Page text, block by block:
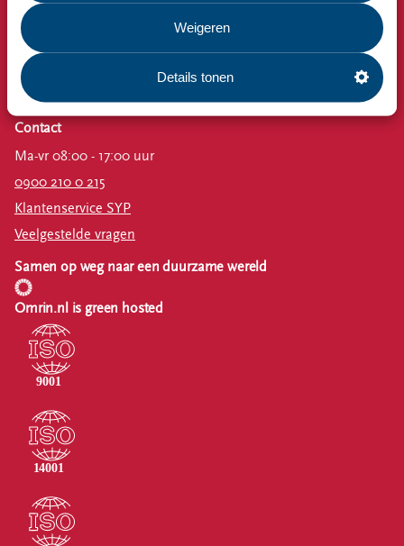
Weigeren
Details tonen
Emissiecijfers
Omrin Bedrijfsafval
Estafette recyclewinkels
Vacatures
Contact
Ma-vr 08:00 - 17:00 uur
0900 210 0 215
Klantenservice SYP
Veelgestelde vragen
Samen op weg naar een duurzame wereld
Omrin.nl is green hosted